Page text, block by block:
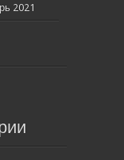
2021